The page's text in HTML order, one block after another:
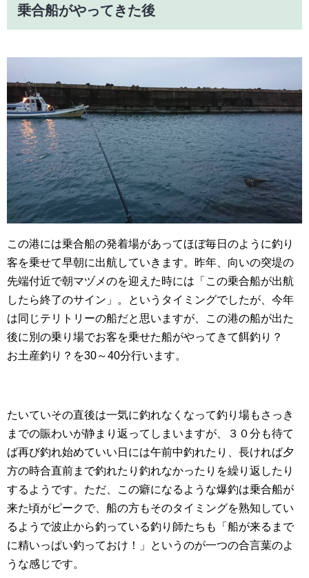
乗合船がやってきた後
この港には乗合船の発着場があってほぼ毎日のように釣り
客を乗せて早朝に出航していきます。昨年、向いの突堤の
先端付近で朝マヅメのを迎えた時には「この乗合船が出航
したら終了のサイン」。というタイミングでしたが、今年
は同じテリトリーの船だと思いますが、この港の船が出た
後に別の乗り場でお客を乗せた船がやってきて餌釣り？
お土産釣り？を30～40分行います。
たいていその直後は一気に釣れなくなって釣り場もさっき
までの賑わいが静まり返ってしまいますが、３０分も待て
ば再び釣れ始めていい日には午前中釣れたり、長ければ夕
方の時合直前まで釣れたり釣れなかったりを繰り返したり
するようです。ただ、この癖になるような爆釣は乗合船が
来た頃がピークで、船の方もそのタイミングを熟知してい
るようで波止から釣っている釣り師たちも「船が来るまで
に精いっぱい釣っておけ！」というのが一つの合言葉のよ
うな感じです。